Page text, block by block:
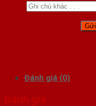
Đánh giá (0)
Đánh giá